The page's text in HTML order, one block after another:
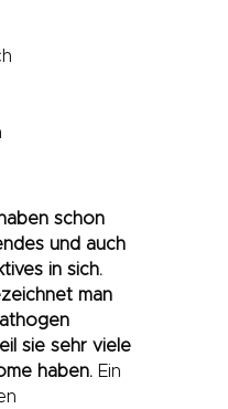
schon
und auch
in sich.
man
sie sehr viele
haben.Ein